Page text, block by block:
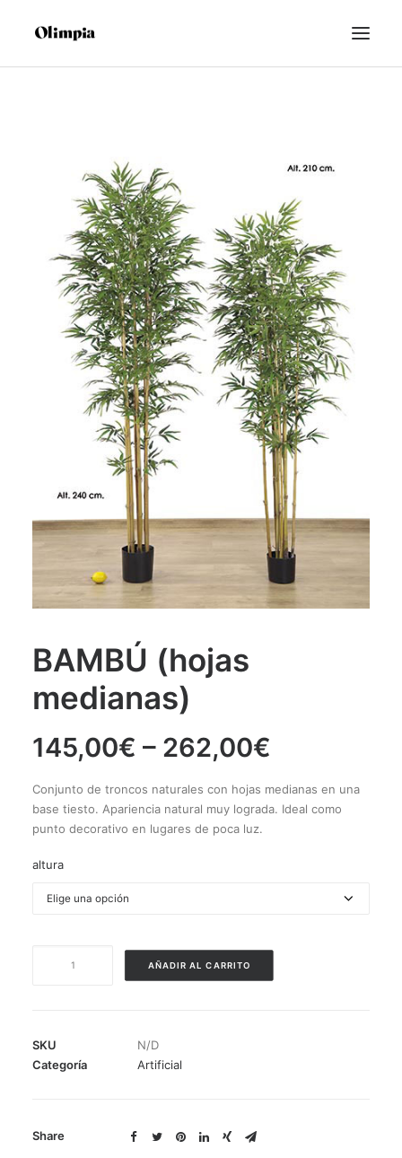
ESPAIFLOR
FUNERARIO
SEARCH
CART
CONTACTO
TELF. 93 441 40 75
BAMBÚ (hojas
medianas)
145,00€ – 262,00€
Conjunto de troncos naturales con hojas medianas en una
base tiesto. Apariencia natural muy lograda. Ideal como
punto decorativo en lugares de poca luz.
altura
AÑADIR AL CARRITO
SKU
N/D
Categoría
Artificial
Share